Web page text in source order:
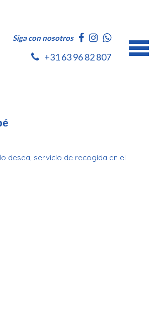
Siga con nosotros
+31 63 96 82 807
desea, servicio de recogida en el